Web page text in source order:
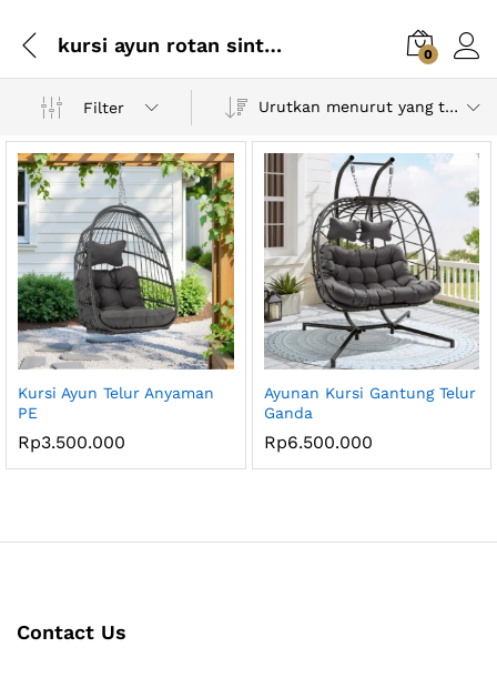
kursi ayun rotan sintetis 0
Filter Urutkan menurut yang terbaru
Kursi Ayun Telur Anyaman
PE
Rp3.500.000
Ayunan Kursi Gantung Telur
Ganda
Rp6.500.000
Contact Us